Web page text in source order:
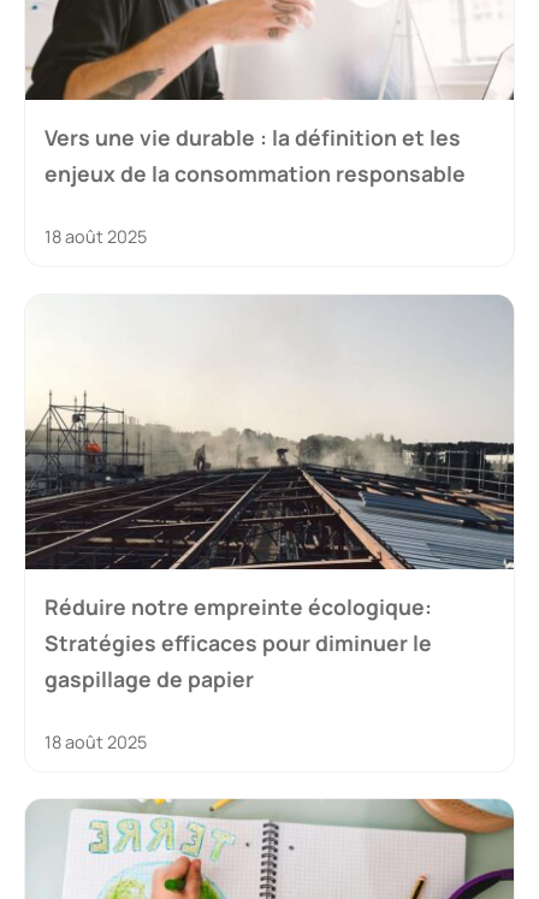
Vers une vie durable : la définition et les
enjeux de la consommation responsable
18 août 2025
Réduire notre empreinte écologique:
Stratégies efficaces pour diminuer le
gaspillage de papier
18 août 2025